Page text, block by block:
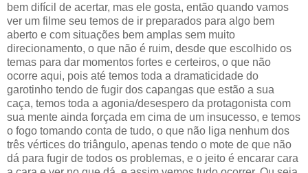
bem difícil de acertar, mas ele gosta, então quando vamos
ver um filme seu temos de ir preparados para algo bem
aberto e com situações bem amplas sem muito
direcionamento, o que não é ruim, desde que escolhido os
temas para dar momentos fortes e certeiros, o que não
ocorre aqui, pois até temos toda a dramaticidade do
garotinho tendo de fugir dos capangas que estão a sua
caça, temos toda a agonia/desespero da protagonista com
sua mente ainda forçada em cima de um insucesso, e temos
o fogo tomando conta de tudo, o que não liga nenhum dos
três vértices do triângulo, apenas tendo o mote de que não
dá para fugir de todos os problemas, e o jeito é encarar cara